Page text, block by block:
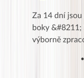
Za 14 dní jsou
boky &#8211;
výborně